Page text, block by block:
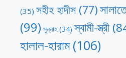
(35) সহীহ হাদীস(77)
(99) সুন্নাহ(34) স্বামী-স্ত্রী
হালাল-হারাম(106)